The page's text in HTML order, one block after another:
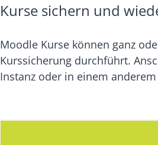
Kurse sichern und
Moodle Kurse können ganz
Kurssicherung durchführt.
Instanz oder in einem